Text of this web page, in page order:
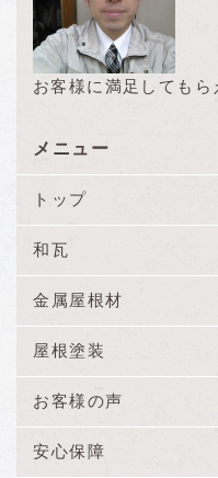
お客様に満足してもら
メニュー
トップ
和瓦
金属屋根材
屋根塗装
お客様の声
安心保障